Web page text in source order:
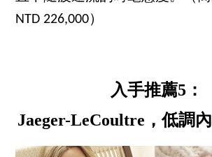
NTD 226,000）
入手推薦5：
Jaeger-LeCoultre，低調